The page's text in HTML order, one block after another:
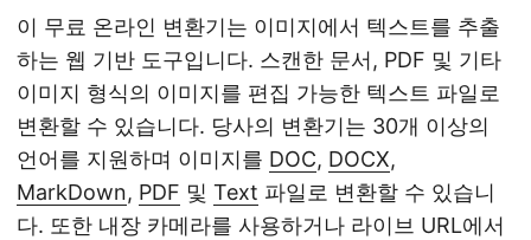
이 무료 온라인 변환기는 이미지에서 텍스트를 추출
하는 웹 기반 도구입니다. 스캔한 문서, PDF 및 기타
이미지 형식의 이미지를 편집 가능한 텍스트 파일로
변환할 수 있습니다. 당사의 변환기는 30개 이상의
언어를 지원하며 이미지를 DOC, DOCX,
MarkDown, PDF 및 Text 파일로 변환할 수 있습니
다. 또한 내장 카메라를 사용하거나 라이브 URL에서